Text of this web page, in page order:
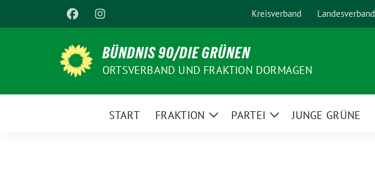
zum
Kreisverband Landesverband
BÜNDNIS 90/DIE GRÜNEN
ORTSVERBAND UND FRAKTION DORMAGEN
START FRAKTION
ZeigePARTEI
ZeigeJUNGE GRÜNE